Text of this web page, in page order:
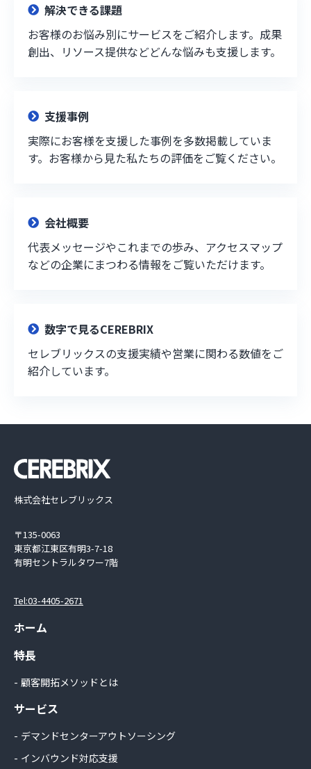
解決できる課題
お客様のお悩み別にサービスをご紹介します。成果
創出、リソース提供などどんな悩みも支援します。
支援事例
実際にお客様を支援した事例を多数掲載していま
す。お客様から見た私たちの評価をご覧ください。
会社概要
代表メッセージやこれまでの歩み、アクセスマップ
などの企業にまつわる情報をご覧いただけます。
数字で見るCEREBRIX
セレブリックスの支援実績や営業に関わる数値をご
紹介しています。
株式会社セレブリックス
〒135-0063
東京都江東区有明3-7-18
有明セントラルタワー7階
Tel:03-4405-2671
ホーム
特長
顧客開拓メソッドとは
サービス
デマンドセンターアウトソーシング
インバウンド対応支援